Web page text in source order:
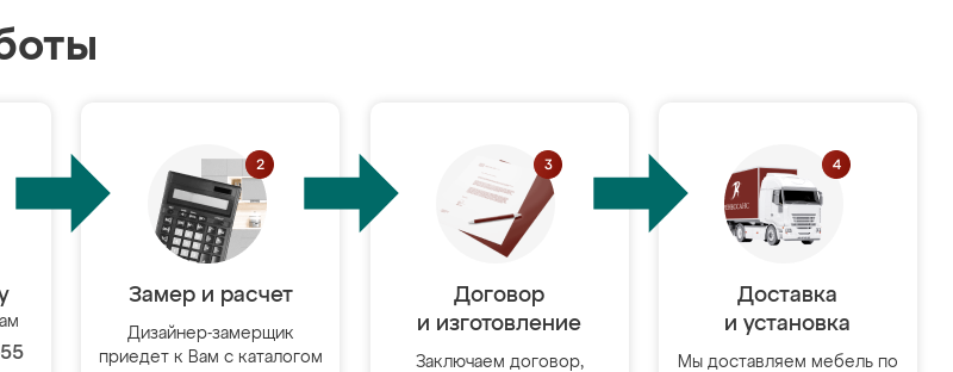
Замер и расчет
Дизайнер-замерщик
приедет к Вам с каталогом
Договор
и изготовление
Заключаем договор,
Доставка
и установка
Мы доставляем мебель по